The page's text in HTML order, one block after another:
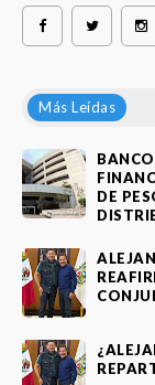
Más Leídas
DE